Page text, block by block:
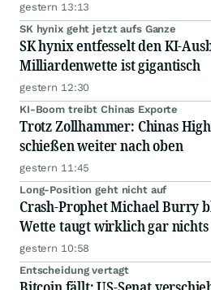
gestern 13:13
SK hynix geht jetzt aufs Ganze
SK hynix entfesselt den KI-
Milliardenwette ist gigantisch
gestern 12:30
KI-Boom treibt Chinas Exporte
Trotz Zollhammer: Chinas
schießen weiter nach oben
gestern 11:45
Long-Position geht nicht auf
Crash-Prophet Michael Burry
Wette taugt wirklich gar nichts
gestern 10:58
Entscheidung vertagt